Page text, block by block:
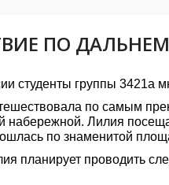
ПО
студенты группы 3421а
по самым
набережной. Лилия
по знаменитой
планирует проводить